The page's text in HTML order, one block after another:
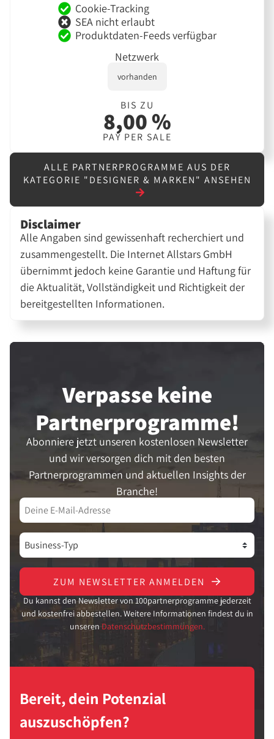
Cookie-Tracking
SEA nicht erlaubt
Produktdaten-Feeds verfügbar
Netzwerk
vorhanden
BIS ZU
8,00 %
PAY PER SALE
ALLE PARTNERPROGRAMME AUS DER
KATEGORIE "DESIGNER & MARKEN" ANSEHEN
Disclaimer
Alle Angaben sind gewissenhaft recherchiert und
zusammengestellt. Die Internet Allstars GmbH
übernimmt jedoch keine Garantie und Haftung für
die Aktualität, Vollständigkeit und Richtigkeit der
bereitgestellten Informationen.
Verpasse keine
Partner­programme!
Abonniere jetzt unseren kostenlosen Newsletter
und wir versorgen dich mit den besten
Partnerprogrammen und aktuellen Insights der
Branche!
ZUM NEWSLETTER ANMELDEN
Du kannst den Newsletter von 100partnerprogramme jederzeit
und kostenfrei abbestellen. Weitere Informationen findest du in
unseren Datenschutzbestimmungen.
Bereit, dein Potenzial
auszuschöpfen?